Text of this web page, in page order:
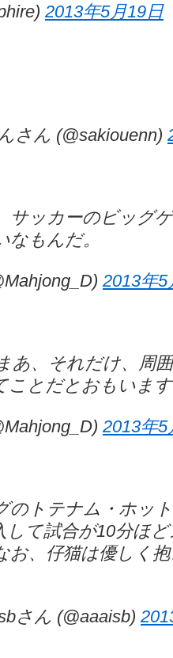
2013年5月19日
さん (@sakiouenn)
サッカーのビッグ
もんだ。
2013年5
あ、それだけ、周
ことだとおもいま
2013年5
のトテナム・ホッ
して試合が10分ほ
お、仔猫は優しく
さん (@aaaisb)